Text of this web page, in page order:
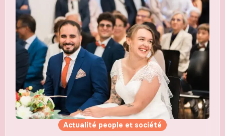
Actualité people et société